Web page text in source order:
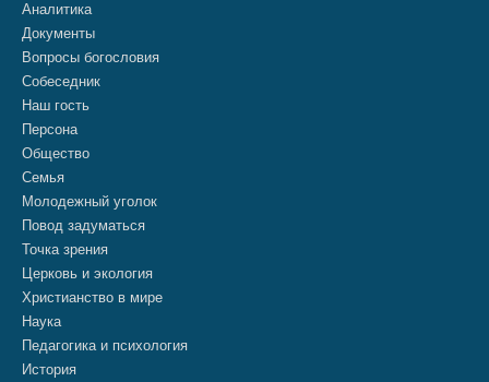
Аналитика
Документы
Вопросы богословия
Собеседник
Наш гость
Персона
Общество
Семья
Молодежный уголок
Повод задуматься
Точка зрения
Церковь и экология
Христианство в мире
Наука
Педагогика и психология
История